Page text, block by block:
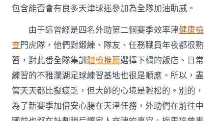
包含能否會有良多天津球迷參加為全隊加油助威。
由于這曾經是四名外助第二個賽季效率津健康檢
查門虎隊，他們對鍛練、隊友、任務職員年夜都很熟
習，對此番全隊集訓體檢推薦選擇下榻的飯店、日常
練習的不雅瀾湖足球練習基地也很是順應。所以，盡
管天天都比擬疲乏，但大師的心境是輕松的。別的，
為了新賽季加倍安心腸在天津任務，外助們在前往中